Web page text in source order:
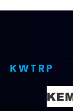
KWTRP